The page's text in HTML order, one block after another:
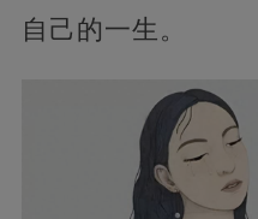
自己的一生。